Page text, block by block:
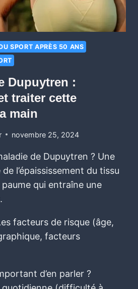
SPORT APRÈS 50 ANS
Dupuytren :
traiter cette
main
novembre 25, 2024
de Dupuytren ? Une
l’épaississement du tissu
qui entraîne une
facteurs de risque (âge,
facteurs
d’en parler ?